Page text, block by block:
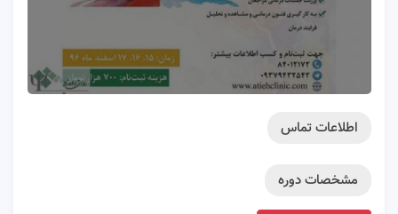
اطلاعات تماس
مشخصات دوره